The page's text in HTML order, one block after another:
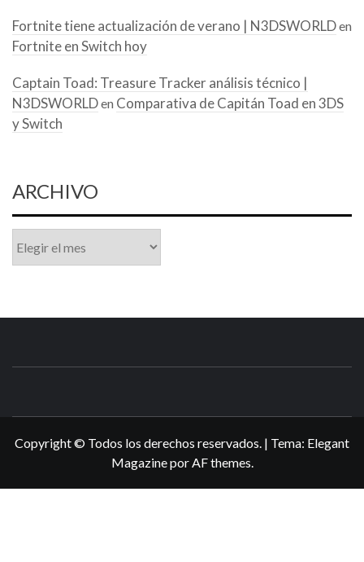
Fortnite tiene actualización de verano | N3DSWORLDen
Fortnite en Switch hoy
Captain Toad: Treasure Tracker análisis técnico |
N3DSWORLDen Comparativa de Capitán Toad en 3DS
y Switch
ARCHIVO
Copyright © Todos los derechos reservados. | Tema: Elegant
MagazineporAF themes.